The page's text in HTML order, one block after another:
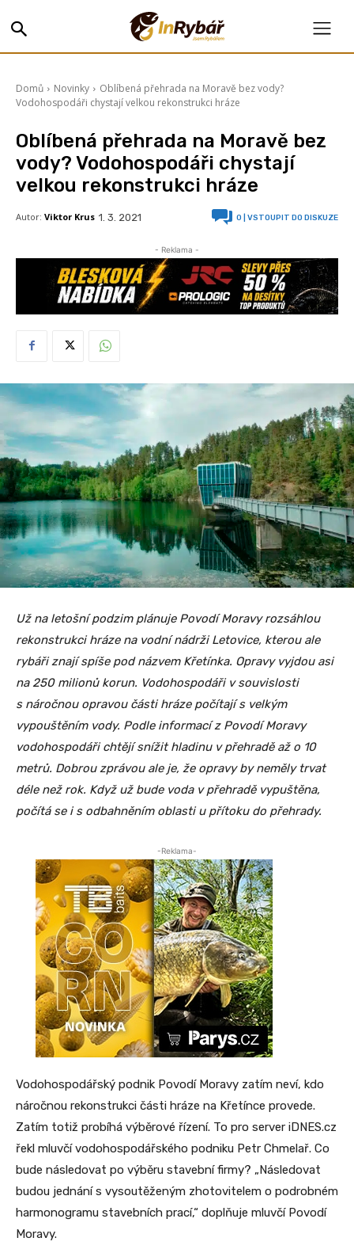
Domů Novinky
Oblíbená přehrada na Moravě bez vody?
Vodohospodáři chystají velkou rekonstrukci hráze
Oblíbená přehrada na Moravě bez
vody? Vodohospodáři chystají
velkou rekonstrukci hráze
Autor: Viktor Krus 1. 3. 2021 0 | VSTOUPIT DO DISKUZE
- Reklama -
Už na letošní podzim plánuje Povodí Moravy rozsáhlou
rekonstrukci hráze na vodní nádrži Letovice, kterou ale
rybáři znají spíše pod názvem Křetínka. Opravy vyjdou asi
na 250 milionů korun. Vodohospodáři v souvislosti
s náročnou opravou části hráze počítají s velkým
vypouštěním vody. Podle informací z Povodí Moravy
vodohospodáři chtějí snížit hladinu v přehradě až o 10
metrů. Dobrou zprávou ale je, že opravy by neměly trvat
déle než rok. Když už bude voda v přehradě vypuštěna,
počítá se i s odbahněním oblasti u přítoku do přehrady.
-Reklama-
Vodohospodářský podnik Povodí Moravy zatím neví, kdo
náročnou rekonstrukci části hráze na Křetínce provede.
Zatím totiž probíhá výběrové řízení. To pro server iDNES.cz
řekl mluvčí vodohospodářského podniku Petr Chmelař. Co
bude následovat po výběru stavební firmy? „Následovat
budou jednání s vysoutěženým zhotovitelem o podrobném
harmonogramu stavebních prací,“ doplňuje mluvčí Povodí
Moravy.